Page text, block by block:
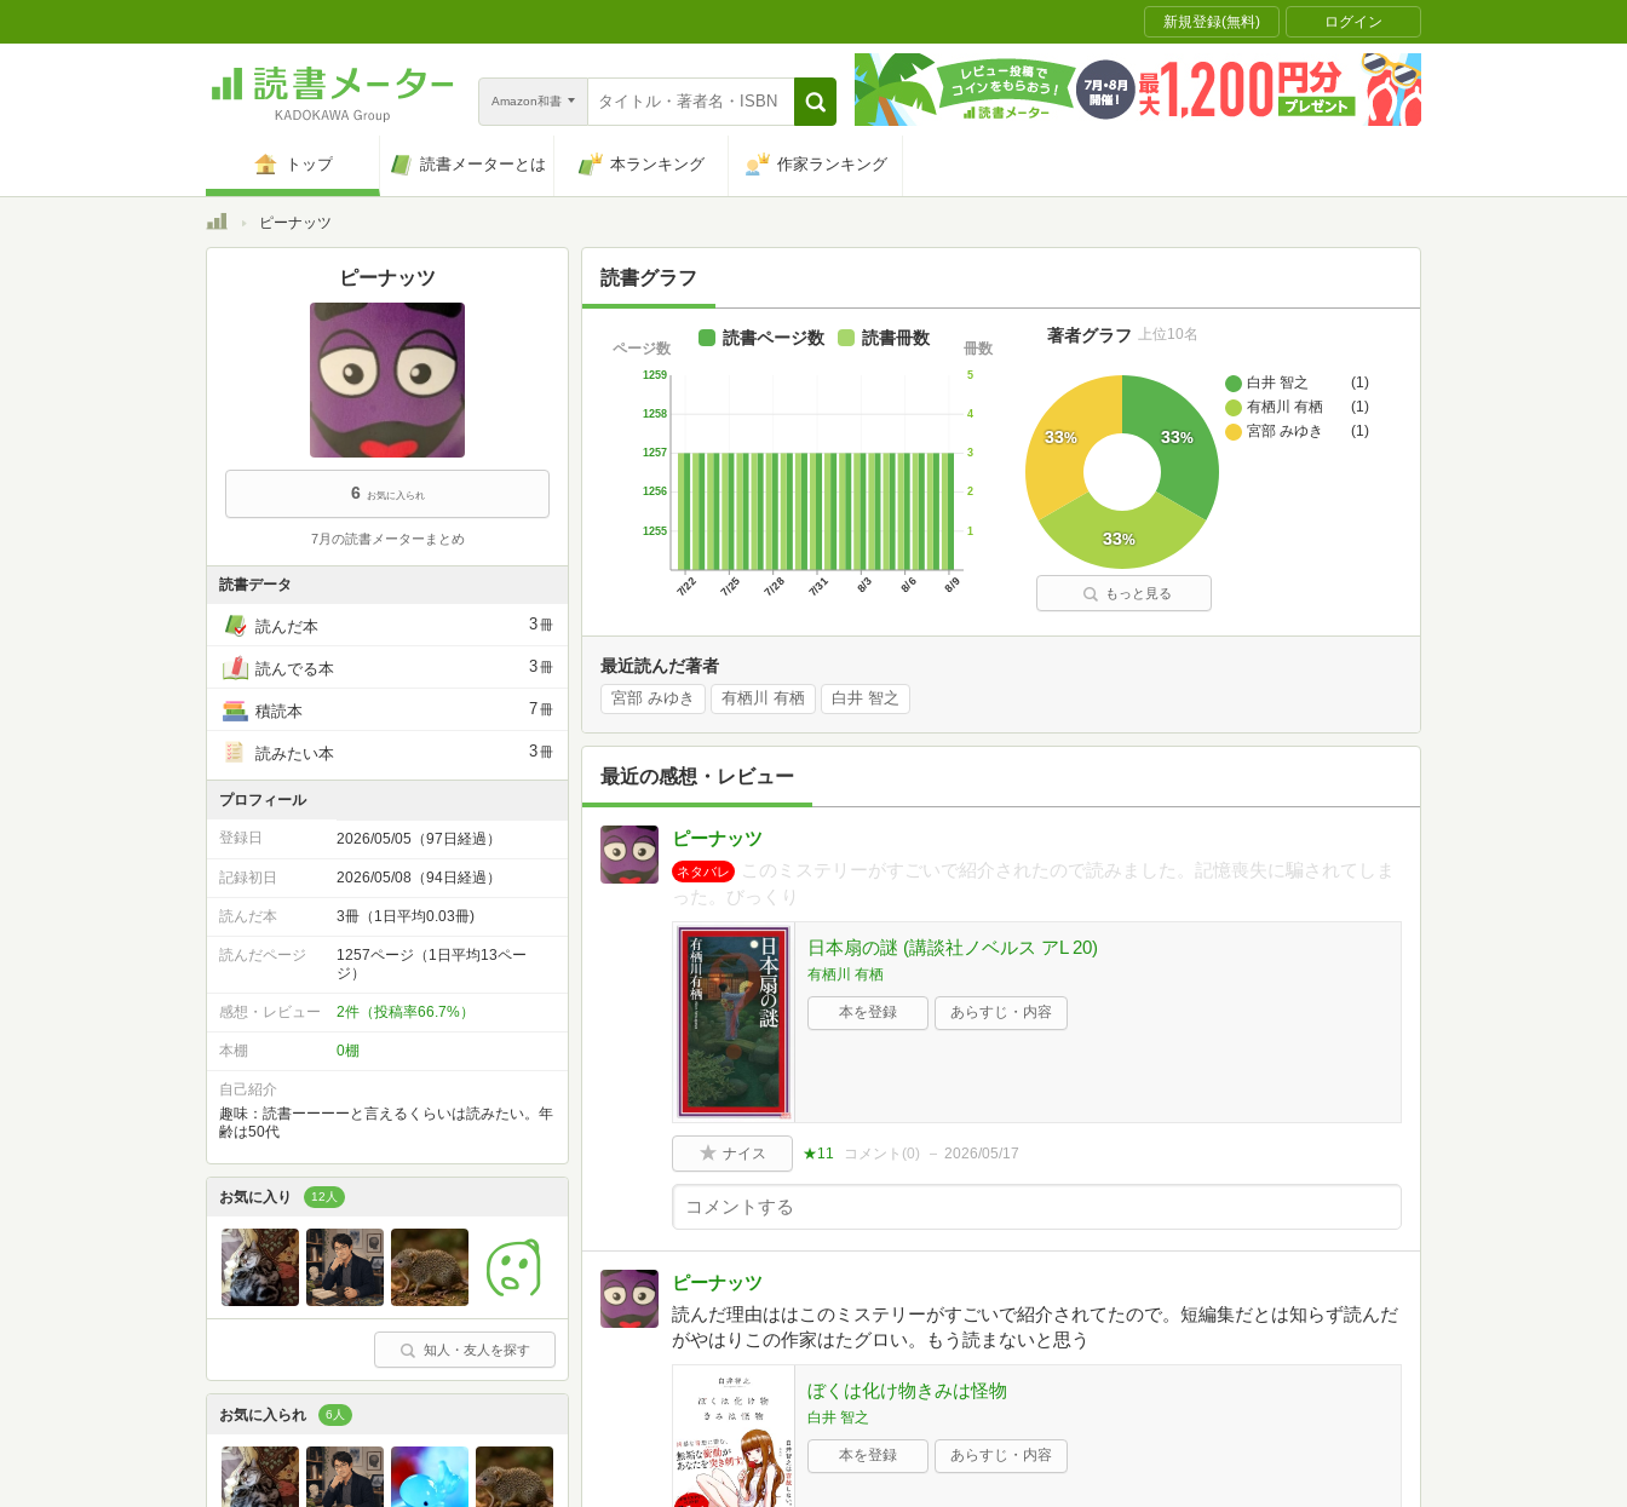
新規登録(無料) ログイン
Amazon和書
トップ 読書メーターとは 本ランキング 作家ランキング
トップピーナッツ
読書グラフ
7/22 7/25 7/28 7/31 8/3 8/6 8/9
1255
1256
1257
1258
1259
ページ数
1
2
3
4
5
冊数
読書ページ数 読書冊数
白井 智之
(1)
有栖川 有栖
(1)
宮部 みゆき
(1)
33%
33%
33%
著者グラフ 上位10名
もっと見る
最近読んだ著者
宮部 みゆき 有栖川 有栖 白井 智之
最近の感想・レビュー
ピーナッツ
ネタバレ
このミステリーがすごいで紹介されたので読みました。記憶喪失に騙されてしま
った。びっくり
日本扇の謎 (講談社ノベルス アL 20)
有栖川 有栖
本を登録 あらすじ・内容
ナイス ★11 コメント(0) 2026/05/17
ピーナッツ
読んだ理由ははこのミステリーがすごいで紹介されてたので。短編集だとは知らず読んだ
がやはりこの作家はたグロい。もう読まないと思う
ぼくは化け物きみは怪物
白井 智之
本を登録 あらすじ・内容
ピーナッツ
6 お気に入られ
7月の読書メーターまとめ
読書データ
読んだ本 3冊
読んでる本 3冊
積読本 7冊
読みたい本 3冊
プロフィール
登録日 2026/05/05（97日経過）
記録初日 2026/05/08（94日経過）
読んだ本 3冊（1日平均0.03冊)
読んだページ
1257ページ（1日平均13ペー
ジ）
感想・レビュー 2件（投稿率66.7%）
本棚 0棚
自己紹介
趣味：読書ーーーーと言えるくらいは読みたい。年
齢は50代
お気に入り 12人
知人・友人を探す
お気に入られ 6人